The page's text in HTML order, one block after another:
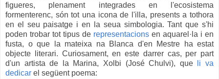
figueres, plenament integrades en l'ecosistema
formenterenc, són tot una icona de l'illa, presents a tothora
en el seu paisatge i en la seua simbologia. Tant que s'hi
poden trobar tot tipus de representacions en aquarel·la i en
fusta, o que la mateixa na Blanca d'en Mestre ha estat
objecte literari. Curiosament, en este darrer cas, per part
d'un artista de la Marina, Xolbi (José Chulvi), que
li va
dedicar el següent poema: